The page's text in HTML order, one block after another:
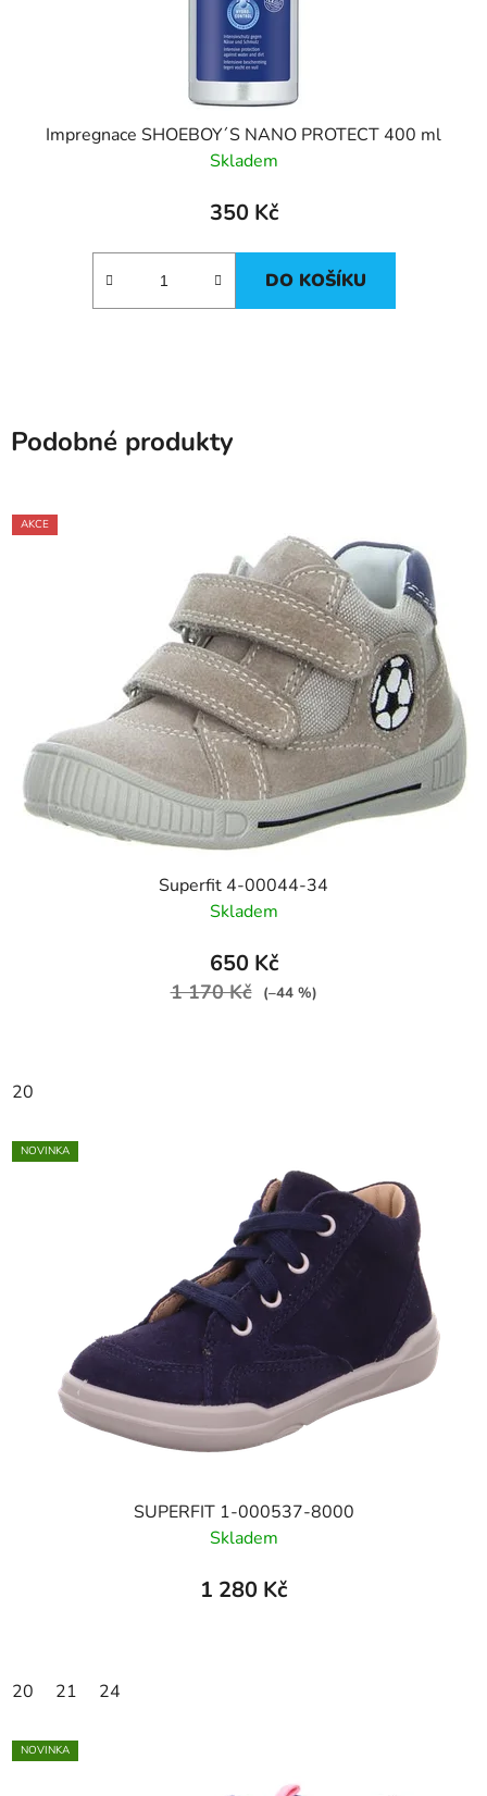
Impregnace SHOEBOY´S NANO PROTECT 400 ml
Skladem
350 Kč
DO KOŠÍKU
Podobné produkty
AKCE
Superfit 4-00044-34
Skladem
650 Kč
1 170 Kč (–44 %)
20
NOVINKA
SUPERFIT 1-000537-8000
Skladem
1 280 Kč
20 21 24
NOVINKA